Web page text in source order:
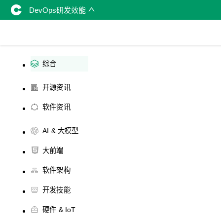
DevOps研发效能
综合
开源资讯
软件资讯
AI & 大模型
大前端
软件架构
开发技能
硬件 & IoT